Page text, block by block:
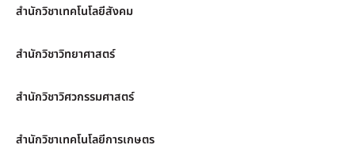
สำนักวิชาเทคโนโลยีสังคม
สำนักวิชาวิทยาศาสตร์
สำนักวิชาวิศวกรรมศาสตร์
สำนักวิชาเทคโนโลยีการเกษตร